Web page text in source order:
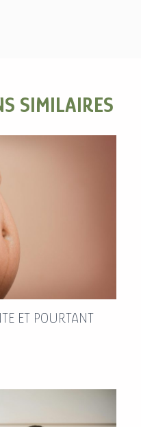
SIMILAIRES
ET POURTANT